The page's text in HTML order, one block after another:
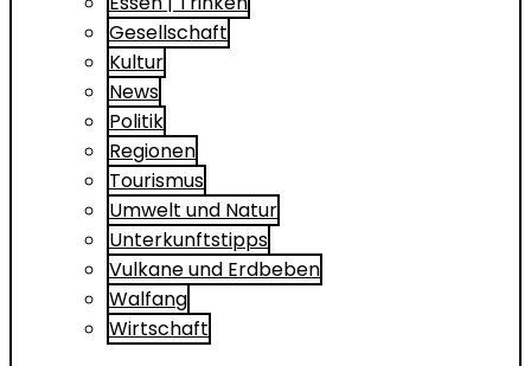
Gesellschaft
Kultur
News
Politik
Regionen
Tourismus
Umwelt und Natur
Unterkunftstipps
Vulkane und Erdbeben
Walfang
Wirtschaft